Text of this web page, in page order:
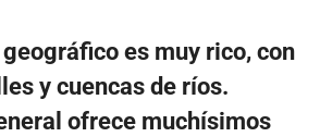
geográfico es muy rico, con
y cuencas de ríos.
ofrece muchísimos